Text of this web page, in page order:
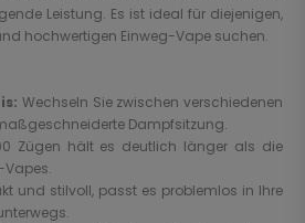
Leistung. Es ist ideal für diejenigen,
hochwertigen Einweg-Vape suchen.
Wechseln Sie zwischen verschiedenen
Dampfsitzung.
Zügen hält es deutlich länger als die
Vapes.
und stilvoll, passt es problemlos in Ihre